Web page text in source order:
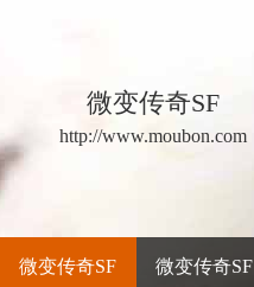
微变传奇SF
http://www.moubon.com
微变传奇SF 微变传奇SF